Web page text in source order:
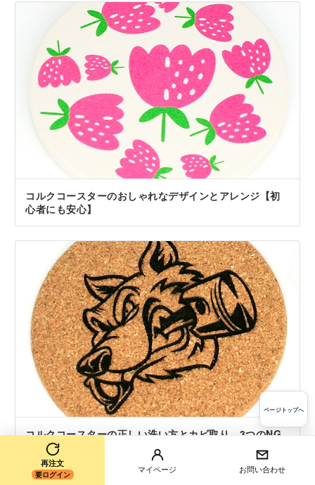
コルクコースターのおしゃれなデザインとアレンジ【初
心者にも安心】
コルクコースターの正しい洗い方とカビ取り、3つのNG
再注文
要ログイン
マイページ お問い合わせ
ページトップへ